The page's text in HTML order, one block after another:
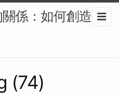
係：如何創造長
(74)